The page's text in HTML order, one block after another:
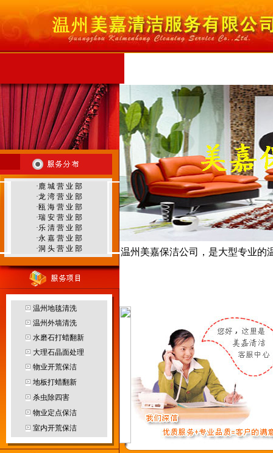
·鹿 城 营 业 部
·龙 湾 营 业 部
·瓯 海 营 业 部
·瑞 安 营 业 部
·乐 清 营 业 部
·永 嘉 营 业 部
·洞 头 营 业 部 温州美嘉保洁公司，是大型专业的
温州地毯清洗
温州外墙清洗
水磨石打蜡翻新
大理石晶面处理
物业开荒保洁
地板打蜡翻新
杀虫除四害
物业定点保洁
室内开荒保洁
温州外墙清洗
温州地毯清洗
温州环境治理
温州园林绿化
温州防水补漏
烟雾机